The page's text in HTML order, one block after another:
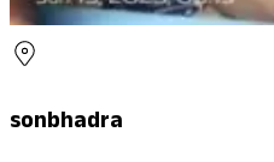
sonbhadra